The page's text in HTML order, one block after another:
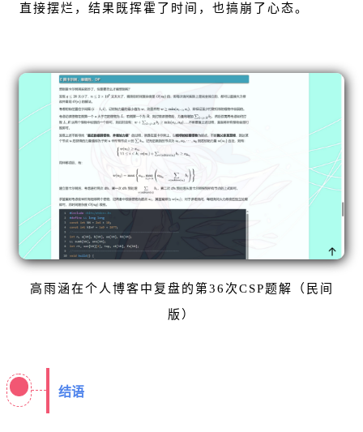
直接摆烂，结果既挥霍了时间，也搞崩了心态。
高雨涵在个人博客中复盘的第36次CSP题解（民间
版）
结语